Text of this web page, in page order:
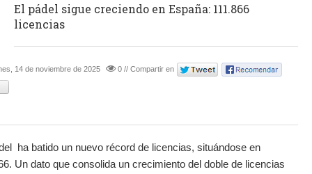
El pádel sigue creciendo en España: 111.866
licencias
14 de noviembre de 2025 0 // Compartir en
ha batido un nuevo récord de licencias, situándose en
Un dato que consolida un crecimiento del doble de licencias